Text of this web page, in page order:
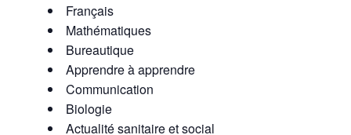
Français
Mathématiques
Bureautique
Apprendre à apprendre
Communication
Biologie
Actualité sanitaire et social